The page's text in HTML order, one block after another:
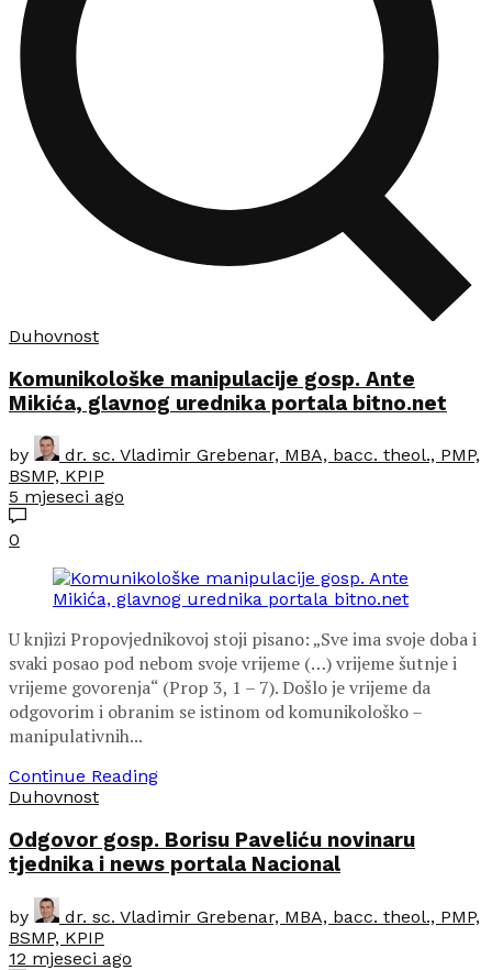
Duhovnost
Komunikološke manipulacije gosp. Ante
Mikića, glavnog urednika portala bitno.net
by
dr. sc. Vladimir Grebenar, MBA, bacc. theol., PMP,
BSMP, KPIP
5 mjeseci ago
0
U knjizi Propovjednikovoj stoji pisano: „Sve ima svoje doba i
svaki posao pod nebom svoje vrijeme (…) vrijeme šutnje i
vrijeme govorenja“ (Prop 3, 1 – 7). Došlo je vrijeme da
odgovorim i obranim se istinom od komunikološko –
manipulativnih...
Continue Reading
Duhovnost
Odgovor gosp. Borisu Paveliću novinaru
tjednika i news portala Nacional
by
dr. sc. Vladimir Grebenar, MBA, bacc. theol., PMP,
BSMP, KPIP
12 mjeseci ago